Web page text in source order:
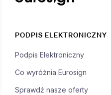
PODPIS ELEKTRONICZNY
Podpis Elektroniczny
Co wyróżnia Eurosign
Sprawdź nasze oferty